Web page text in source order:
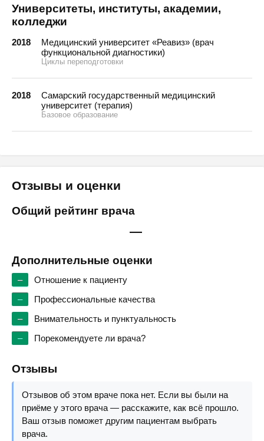
Университеты, институты, академии,
колледжи
2018
Медицинский университет «Реавиз» (врач
функциональной диагностики)
Циклы переподготовки
2018
Самарский государственный медицинский
университет (терапия)
Базовое образование
Отзывы и оценки
Общий рейтинг врача
—
Дополнительные оценки
–
Отношение к пациенту
–
Профессиональные качества
–
Внимательность и пунктуальность
–
Порекомендуете ли врача?
Отзывы
Отзывов об этом враче пока нет. Если вы были на
приёме у этого врача — расскажите, как всё прошло.
Ваш отзыв поможет другим пациентам выбрать
врача.